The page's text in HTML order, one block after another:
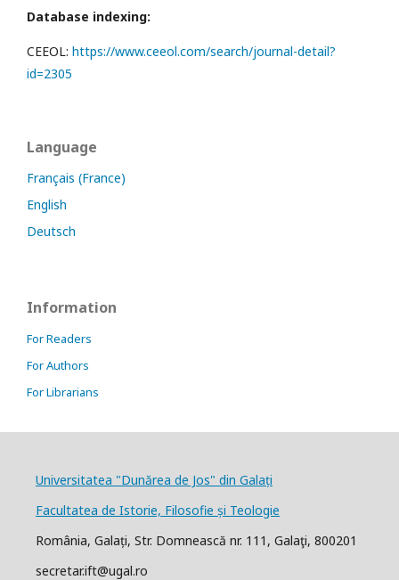
Database indexing:
CEEOL: https://www.ceeol.com/search/journal-detail?
id=2305
Language
Français (France)
English
Deutsch
Information
For Readers
For Authors
For Librarians
Universitatea "Dunărea de Jos" din Galați
Facultatea de Istorie, Filosofie și Teologie
România, Galați, Str. Domnească nr. 111, Galaţi, 800201
secretar.ift@ugal.ro